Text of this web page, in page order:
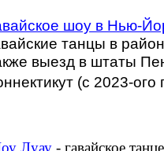
шоу в Нью-
танцы в
выезд в штаты
(с 2023-ого